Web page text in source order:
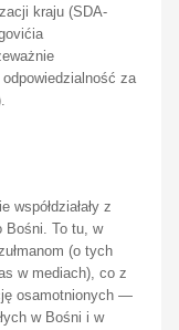
kraju (SDA-
za
z
Bośni. To tu, w
(o tych
w mediach), co z
osamotnionych —
w Bośni i w